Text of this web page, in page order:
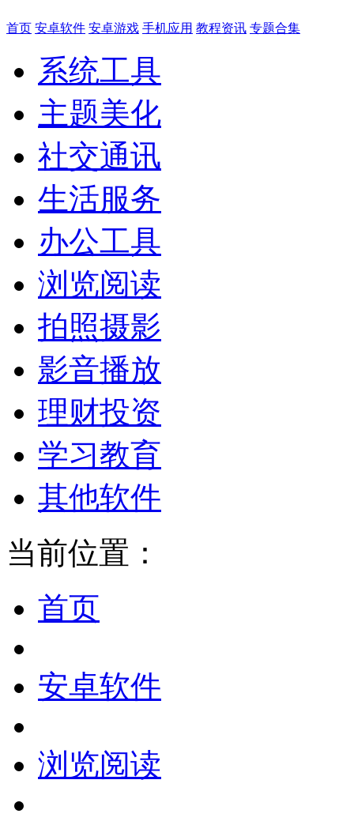
首页 安卓软件 安卓游戏 手机应用 教程资讯 专题合集
系统工具
主题美化
社交通讯
生活服务
办公工具
浏览阅读
拍照摄影
影音播放
理财投资
学习教育
其他软件
当前位置：
首页
安卓软件
浏览阅读